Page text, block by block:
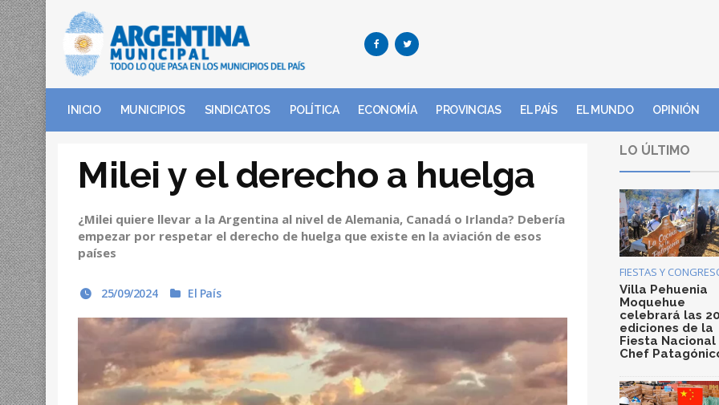
INICIO MUNICIPIOS SINDICATOS POLÍTICA ECONOMÍA PROVINCIAS EL PAÍS EL MUNDO OPINIÓN
Milei y el derecho a huelga
¿Milei quiere llevar a la Argentina al nivel de Alemania, Canadá o Irlanda? Debería
empezar por respetar el derecho de huelga que existe en la aviación de esos
países
25/09/2024 El País
LO ÚLTIMO
FIESTAS Y
Villa Pehuenia
Moquehue
celebrará las
ediciones de la
Fiesta
Chef